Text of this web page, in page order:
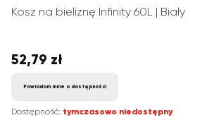
Kosz na bieliznę Infinity 60L | Biały
Cena
52,79 zł
Powiadom mnie o dostępności
Dostępność: tymczasowo niedostępny